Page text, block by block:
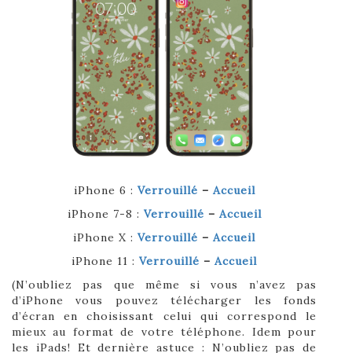
iPhone 6 : Verrouillé – Accueil
iPhone 7-8 : Verrouillé – Accueil
iPhone X : Verrouillé – Accueil
iPhone 11 : Verrouillé – Accueil
(N’oubliez pas que même si vous n’avez pas
d’iPhone vous pouvez télécharger les fonds
d’écran en choisissant celui qui correspond le
mieux au format de votre téléphone. Idem pour
les iPads! Et dernière astuce : N’oubliez pas de